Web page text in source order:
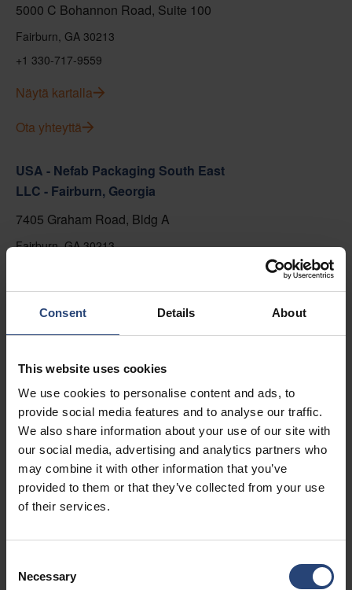
Consent Details About
This website uses cookies
We use cookies to personalise content and ads, to
provide social media features and to analyse our traffic.
We also share information about your use of our site with
our social media, advertising and analytics partners who
may combine it with other information that you’ve
provided to them or that they’ve collected from your use
of their services.
Selection
Necessary
5000 C Bohannon Road, Suite 100
Fairburn, GA 30213
+1 330-717-9559
Näytä kartalla
Ota yhteyttä
USA - Nefab Packaging South East
LLC - Fairburn, Georgia
7405 Graham Road, Bldg A
Fairburn, GA 30213
Ota yhteyttä
Illinois
1539 Hunter Rd
Hanover Park, IL 60133
+1 630-451-5345 x50103
Näytä kartalla
Ota yhteyttä